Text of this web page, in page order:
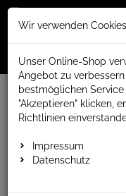
Menü
www.anapont.eu
Iron
Bauhöhe
Wir verwenden Cookies
Unser Online-Shop
Angebot zu
bestmöglichen
"Akzeptieren" klicken,
Richtlinien
Impressum
Datenschutz